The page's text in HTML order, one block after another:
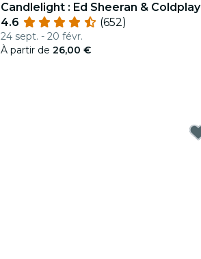
Candlelight : Ed Sheeran & Coldplay
4.6
(652)
24 sept. - 20 févr.
À partir de 26,00 €